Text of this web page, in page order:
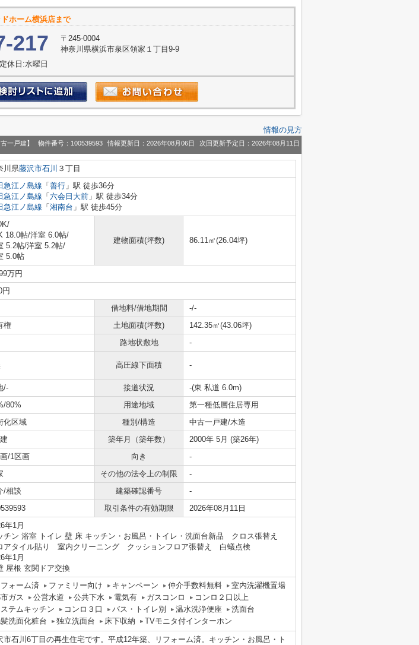
ホーム横浜店まで
217
〒245-0004
神奈川県横浜市泉区領家１丁目9-9
休日:水曜日
情報の見方
古一戸建】 物件番号：100539593 情報更新日：2026年08月06日 次回更新予定日：2026年08月11日
川県藤沢市石川 ３丁目
急江ノ島線 「 善行 」駅 徒歩36分
急江ノ島線 「 六会日大前 」駅 徒歩34分
急江ノ島線 「 湘南台 」駅 徒歩45分
18.0帖/洋室 6.0帖/
5.2帖/洋室 5.2帖/
5.0帖
建物面積(坪数) 86.11㎡(26.04坪)
万円
円
借地料/借地期間
-/-
権 土地面積(坪数)
142.35㎡(43.06坪)
路地状敷地
-
高圧線下面積 -
/- 接道状況
-(東 私道 6.0m)
80% 用途地域
第一種低層住居専用
化区域 種別/構造
中古一戸建/木造
築年月（築年数）
2000年 5月 (築26年)
/1区画 向き
-
その他の法令上の制限
-
/相談 建築確認番号
-
取引条件の有効期限 2026年08月11日
年1月
チン 浴室 トイレ 壁 床 キッチン・お風呂・トイレ・洗面台新品 クロス張替え
アタイル貼り 室内クリーニング クッションフロア張替え 白蟻点検
年1月
屋根 玄関ドア交換
フォーム済 ファミリー向け キャンペーン 仲介手数料無料
室内洗濯機置場
ガス
公営水道 公共下水 電気有 ガスコンロ
コンロ２口以上
テムキッチン
コンロ３口 バス・トイレ別 温水洗浄便座
洗面台
洗面化粧台
独立洗面台 床下収納 TVモニタ付インターホン
市石川6丁目の再生住宅です。平成12年築、リフォーム済。キッチン・お風呂・ト